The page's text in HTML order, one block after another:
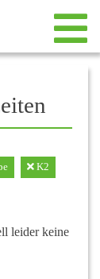
K2
leider keine